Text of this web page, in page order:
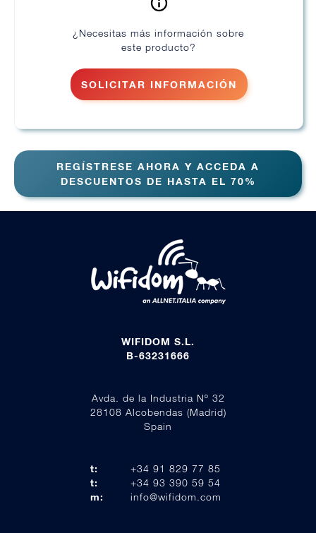
¿Necesitas más información sobre
este producto?
SOLICITAR INFORMACIÓN
REGÍSTRESE AHORA Y ACCEDA A
DESCUENTOS DE HASTA EL 70%
WIFIDOM S.L.
B-63231666
Avda. de la Industria Nº 32
28108 Alcobendas (Madrid)
Spain
t:
+34 91 829 77 85
t:
+34 93 390 59 54
m:
info@wifidom.com